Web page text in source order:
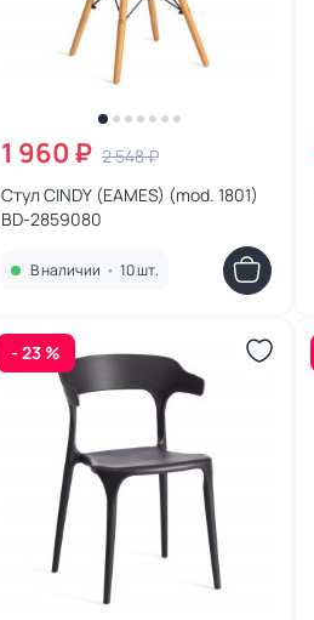
1 960 ₽ 2 548 ₽
Стул CINDY (EAMES) (mod. 1801)
BD-2859080
В наличии • 10 шт.
- 23 %